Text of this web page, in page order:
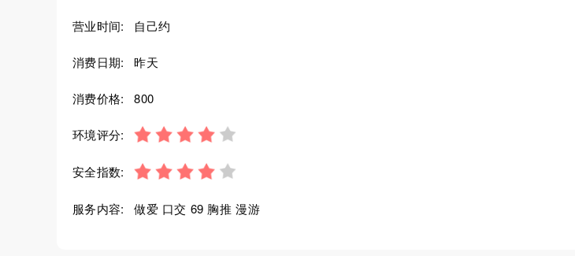
营业时间: 自己约
消费日期: 昨天
消费价格: 800
环境评分:
安全指数:
服务内容: 做爱 口交 69 胸推 漫游